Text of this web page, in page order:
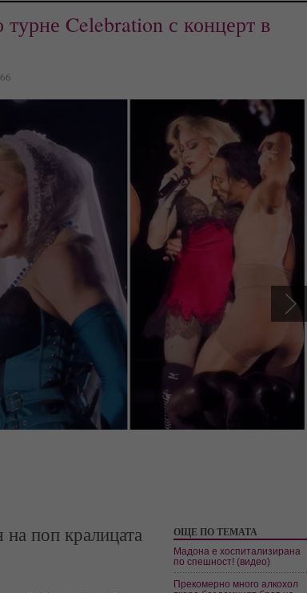
Celebration с концерт в
на поп кралицата
ОЩЕ ПО ТЕМАТА
Мадона е хоспитализирана
по спешност! (видео)
Прекомерно много алкохол